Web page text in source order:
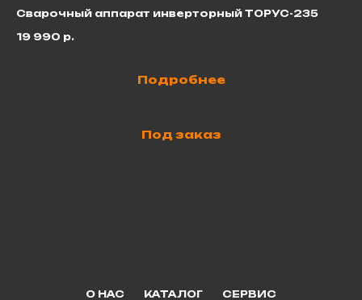
Сварочный аппарат инверторный ТОРУС-235
19 990 р.
Подробнее
Под заказ
О НАС КАТАЛОГ СЕРВИС